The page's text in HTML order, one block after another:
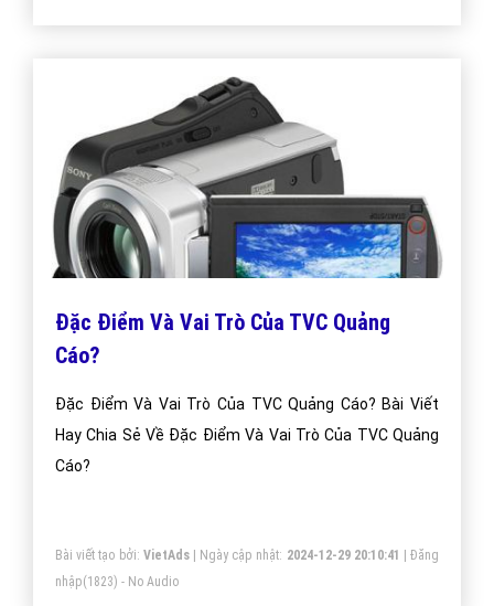
Đặc Điểm Và Vai Trò Của TVC Quảng
Cáo?
Đặc Điểm Và Vai Trò Của TVC Quảng Cáo? Bài Viết
Hay Chia Sẻ Về Đặc Điểm Và Vai Trò Của TVC Quảng
Cáo?
Bài viết tạo bởi: VietAds| Ngày cập nhật: 2024-12-29 20:10:41 |Đăng
nhập(1823) - No Audio